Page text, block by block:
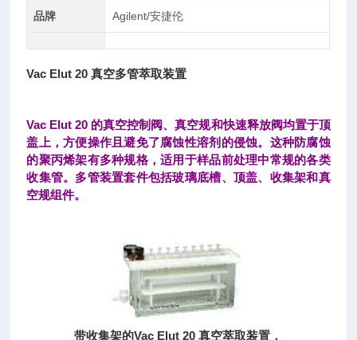
品牌 Agilent/安捷伦
Vac Elut 20 真空多管萃取装置
Vac Elut 20 的真空控制阀、真空规和快速释放阀均置于顶
盖上，方便操作且避免了腐蚀性溶剂的侵蚀。这种防腐蚀
的聚丙烯架有多种规格，适用于样品前处理中常规的各类
收集管。多管装置套件包括玻璃底槽、顶盖、收集架和真
空规组件。
带收集架的Vac Elut 20 真空萃取装置，